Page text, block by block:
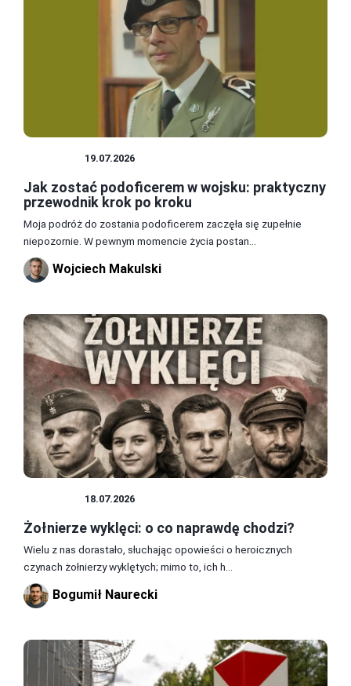
19.07.2026
Jak zostać podoficerem w wojsku: praktyczny
przewodnik krok po kroku
Moja podróż do zostania podoficerem zaczęła się zupełnie
niepozornie. W pewnym momencie życia postan...
Wojciech Makulski
18.07.2026
Żołnierze wyklęci: o co naprawdę chodzi?
Wielu z nas dorastało, słuchając opowieści o heroicznych
czynach żołnierzy wyklętych; mimo to, ich h...
Bogumił Naurecki